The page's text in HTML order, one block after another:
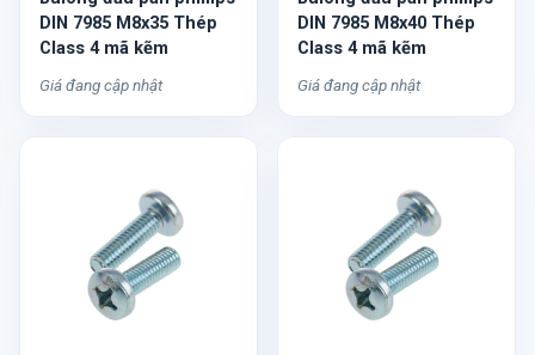
DIN 7985 M8x35 Thép
Class 4 mã kẽm
Giá đang cập nhật
DIN 7985 M8x40 Thép
Class 4 mã kẽm
Giá đang cập nhật